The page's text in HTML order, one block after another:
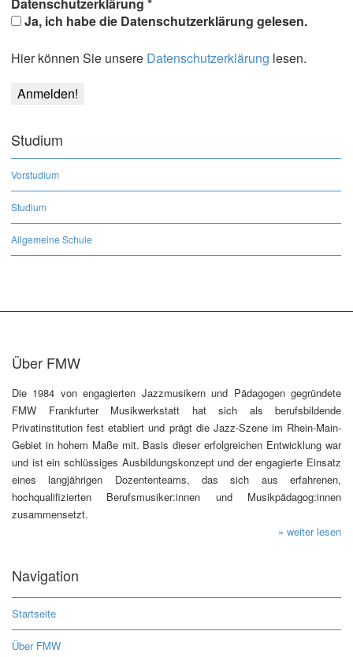
Ja, ich habe die Datenschutzerklärung gelesen.
Hier können Sie unsere Datenschutzerklärung lesen.
Studium
Vorstudium
Studium
Allgemeine Schule
Über FMW
Die 1984 von engagierten Jazzmusikern und Pädagogen gegründete
FMW Frankfurter Musikwerkstatt hat sich als berufsbildende
Privatinstitution fest etabliert und prägt die Jazz-Szene im Rhein-Main-
Gebiet in hohem Maße mit. Basis dieser erfolgreichen Entwicklung war
und ist ein schlüssiges Ausbildungskonzept und der engagierte Einsatz
eines langjährigen Dozententeams, das sich aus erfahrenen,
hochqualifizierten Berufsmusiker:innen und Musikpädagog:innen
zusammensetzt.
» weiter lesen
Navigation
Startseite
Über FMW